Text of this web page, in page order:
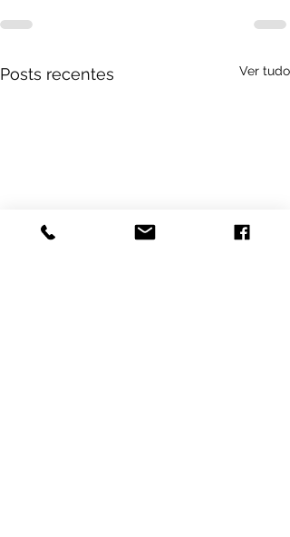
Posts recentes Ver tudo